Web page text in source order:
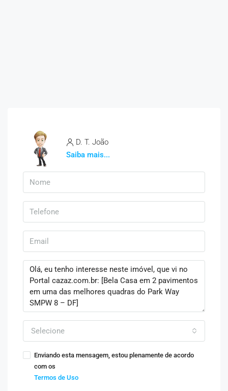
D. T. João
Saiba mais...
Selecione
Enviando esta mensagem, estou plenamente de acordo
com os
Termos de Uso